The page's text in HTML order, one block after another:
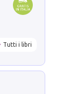
Tutti i libri